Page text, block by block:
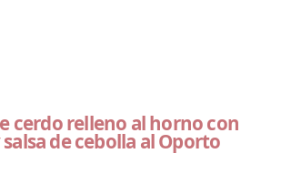
cerdo relleno al horno con
de cebolla al Oporto